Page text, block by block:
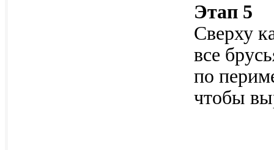
Этап 5
Сверху
все
по
чтобы